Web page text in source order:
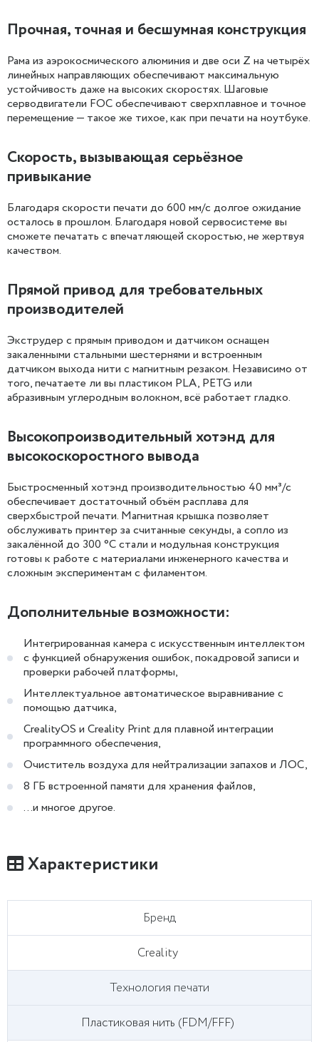
Прочная, точная и бесшумная конструкция
Рама из аэрокосмического алюминия и две оси Z на четырёх
линейных направляющих обеспечивают максимальную
устойчивость даже на высоких скоростях. Шаговые
серводвигатели FOC обеспечивают сверхплавное и точное
перемещение — такое же тихое, как при печати на ноутбуке.
Скорость, вызывающая серьёзное
привыкание
Благодаря скорости печати до 600 мм/с долгое ожидание
осталось в прошлом. Благодаря новой сервосистеме вы
сможете печатать с впечатляющей скоростью, не жертвуя
качеством.
Прямой привод для требовательных
производителей
Экструдер с прямым приводом и датчиком оснащен
закаленными стальными шестернями и встроенным
датчиком выхода нити с магнитным резаком. Независимо от
того, печатаете ли вы пластиком PLA, PETG или
абразивным углеродным волокном, всё работает гладко.
Высокопроизводительный хотэнд для
высокоскоростного вывода
Быстросменный хотэнд производительностью 40 мм³/с
обеспечивает достаточный объём расплава для
сверхбыстрой печати. ​​Магнитная крышка позволяет
обслуживать принтер за считанные секунды, а сопло из
закалённой до 300 °C стали и модульная конструкция
готовы к работе с материалами инженерного качества и
сложным экспериментам с филаментом.
Дополнительные возможности:
Интегрированная камера с искусственным интеллектом
с функцией обнаружения ошибок, покадровой записи и
проверки рабочей платформы,
Интеллектуальное автоматическое выравнивание с
помощью датчика,
CrealityOS и Creality Print для плавной интеграции
программного обеспечения,
Очиститель воздуха для нейтрализации запахов и ЛОС,
8 ГБ встроенной памяти для хранения файлов,
...и многое другое.
Характеристики
Бренд
Creality
Технология печати
Пластиковая нить (FDM/FFF)